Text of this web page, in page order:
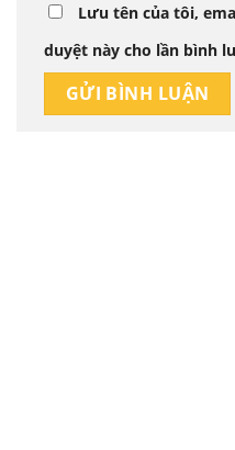
Lưu tên của tôi,
duyệt này cho lần bình